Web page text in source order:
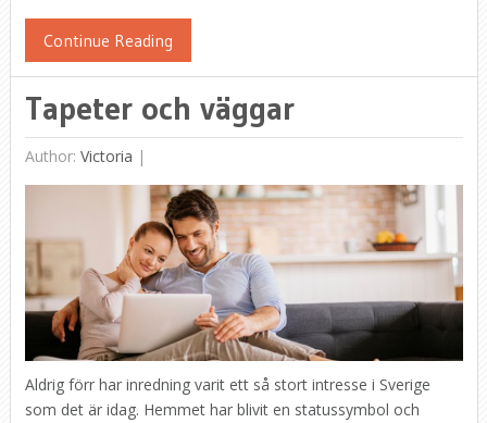
Continue Reading
Tapeter och väggar
Author: Victoria |
Aldrig förr har inredning varit ett så stort intresse i Sverige
som det är idag. Hemmet har blivit en statussymbol och